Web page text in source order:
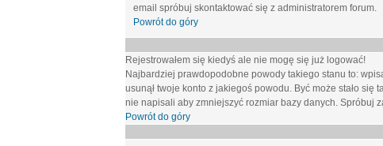
email spróbuj skontaktować się z administratorem forum.
Powrót do góry
Rejestrowałem się kiedyś ale nie mogę się już logować!
Najbardziej prawdopodobne powody takiego stanu to:
usunął twoje konto z jakiegoś powodu. Być może stało
nie napisali aby zmniejszyć rozmiar bazy danych. Spróbuj
Powrót do góry